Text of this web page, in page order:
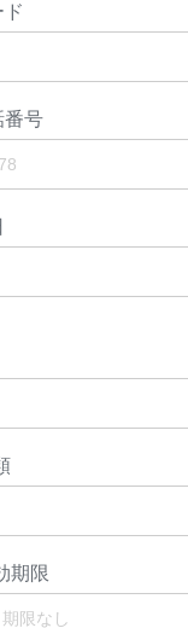
番号
期限